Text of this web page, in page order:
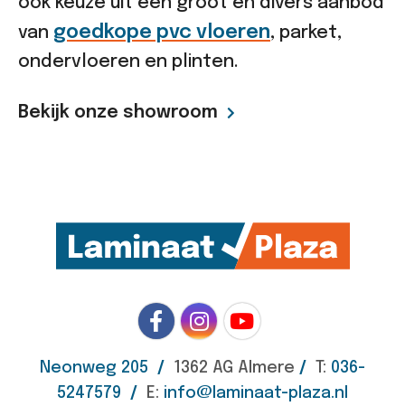
van goedkope pvc vloeren, parket,
ondervloeren en plinten.
Bekijk onze showroom
Neonweg 205 / 1362 AG Almere / T: 036-
5247579
/ E: info@laminaat-plaza.nl